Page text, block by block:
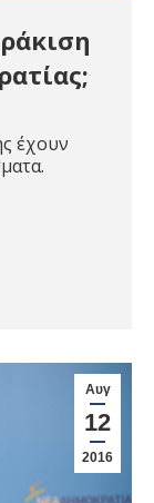
έχουν
Αυγ
12
2016